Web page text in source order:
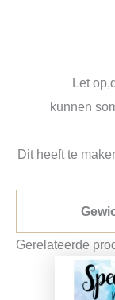
Let
kunnen
Dit heeft te
Gerelateerde